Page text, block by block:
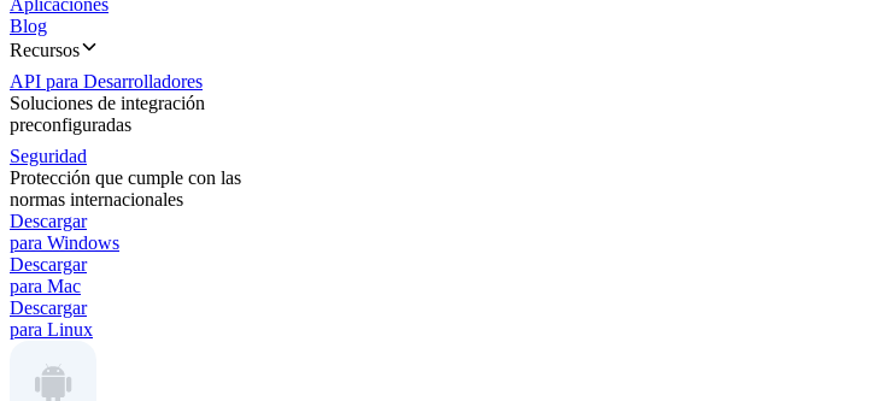
Aplicaciones
Blog
Recursos
API para Desarrolladores
Soluciones de integración
preconfiguradas
Seguridad
Protección que cumple con las
normas internacionales
Descargar
para Windows
Descargar
para Mac
Descargar
para Linux